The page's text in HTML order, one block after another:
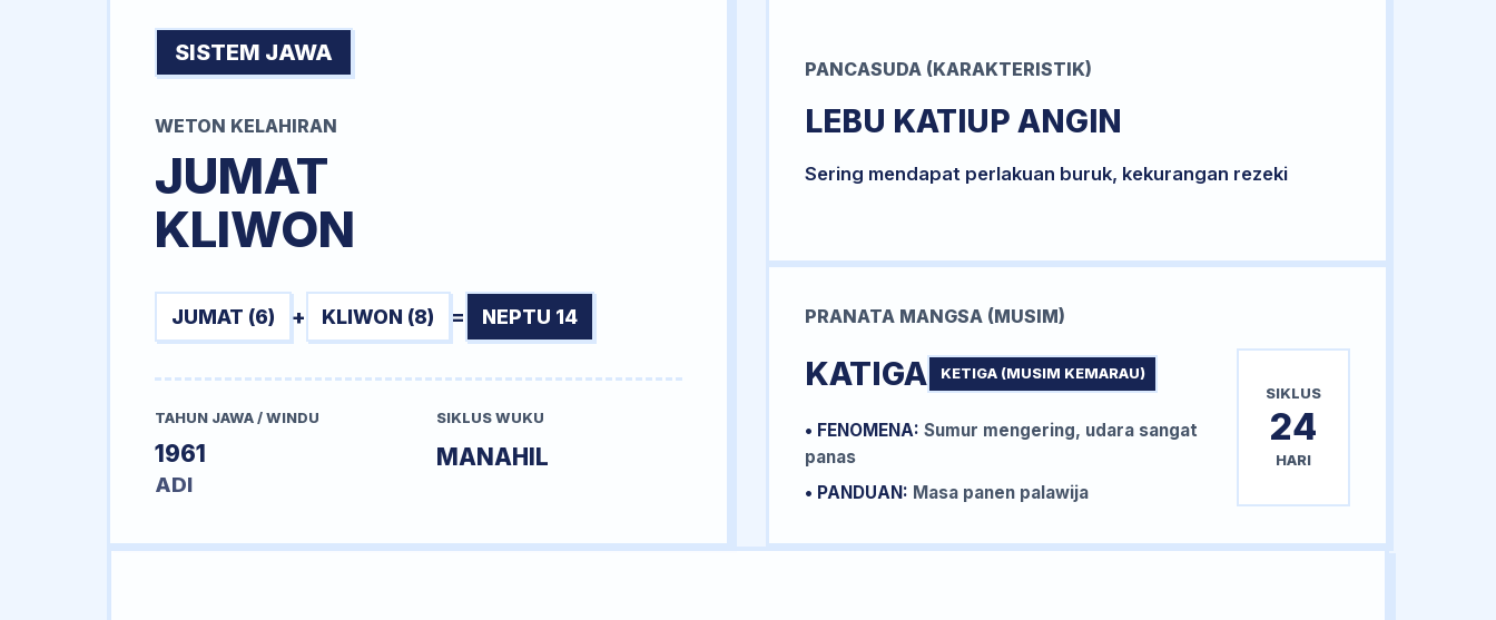
SISTEM JAWA
WETON KELAHIRAN
JUMAT
KLIWON
JUMAT (6) + KLIWON (8) = NEPTU 14
TAHUN JAWA / WINDU
1961
ADI
SIKLUS WUKU
MANAHIL
PANCASUDA (KARAKTERISTIK)
LEBU KATIUP ANGIN
Sering mendapat perlakuan buruk, kekurangan rezeki
PRANATA MANGSA (MUSIM)
KATIGA KETIGA (MUSIM KEMARAU)
• FENOMENA: Sumur mengering, udara sangat
panas
• PANDUAN: Masa panen palawija
SIKLUS
24
HARI